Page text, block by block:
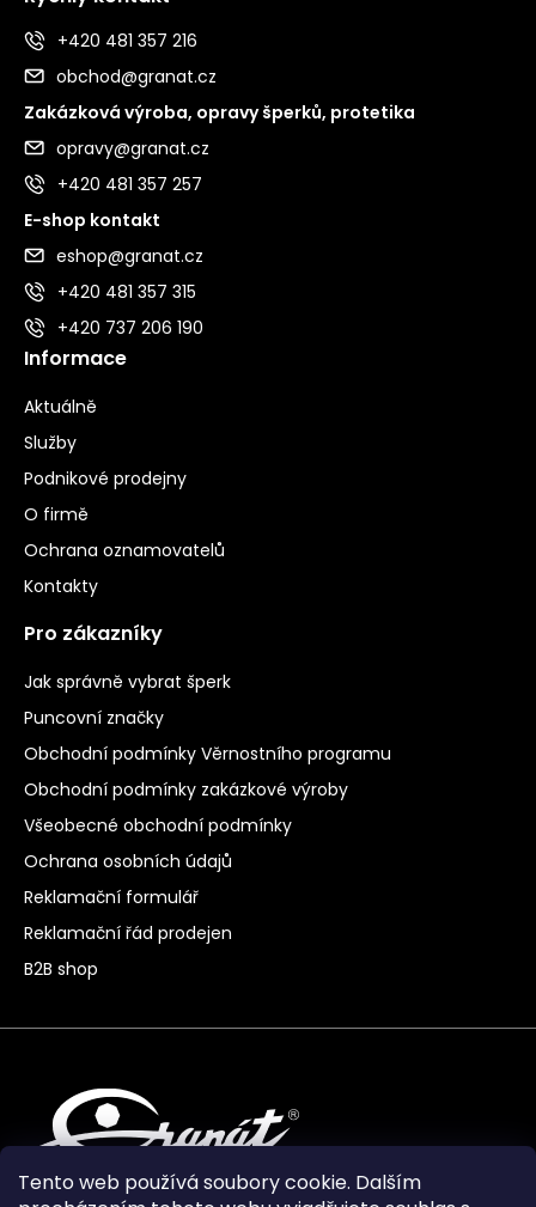
Tento web používá soubory cookie. Dalším
+420 481 357 216
obchod@granat.cz
Zakázková výroba, opravy šperků, protetika
opravy@granat.cz
+420 481 357 257
E-shop kontakt
eshop@granat.cz
+420 481 357 315
+420 737 206 190
Informace
Aktuálně
Služby
Podnikové prodejny
O firmě
Ochrana oznamovatelů
Kontakty
Pro zákazníky
Jak správně vybrat šperk
Puncovní značky
Obchodní podmínky Věrnostního programu
Obchodní podmínky zakázkové výroby
Všeobecné obchodní podmínky
Ochrana osobních údajů
Reklamační formulář
Reklamační řád prodejen
B2B shop